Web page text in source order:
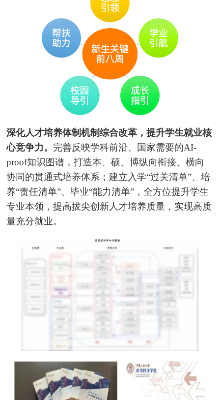
深化人才培养体制机制综合改革，提升学生就业核
心竞争力。 完善反映学科前沿、国家需要的AI-
proof知识图谱，打造本、硕、博纵向衔接、横向
协同的贯通式培养体系；建立入学“过关清单”、培
养“责任清单”、毕业“能力清单”，全方位提升学生
专业本领，提高拔尖创新人才培养质量，实现高质
量充分就业。